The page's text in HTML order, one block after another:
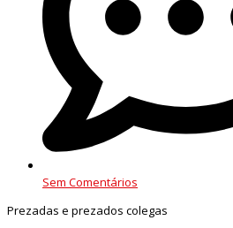
Sem Comentários
Prezadas e prezados colegas